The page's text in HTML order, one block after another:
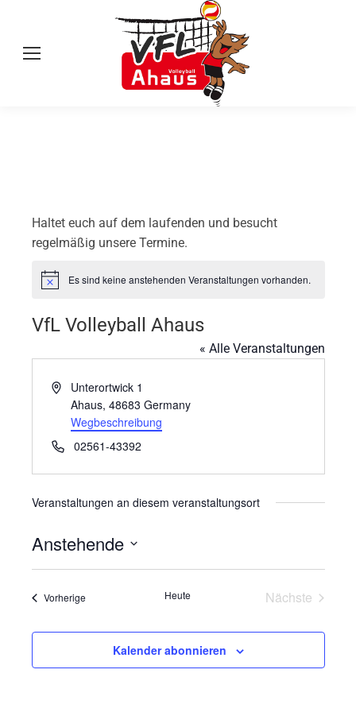
Haltet euch auf dem laufenden und besucht
regelmäßig unsere Termine.
HinweisEs sind keine anstehenden Veranstaltungen vorhanden.
VfL Volleyball Ahaus
« Alle Veranstaltungen
AdresseUnterortwick 1
Ahaus, 48683 Germany
Wegbeschreibung
Telefon02561-43392
Veranstaltungen an diesem veranstaltungsort
Anstehende
Datum
VorherigeVeranstaltungen Heute
Nächste
Kalender abonnieren